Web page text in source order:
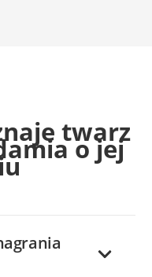
twarz
o jej